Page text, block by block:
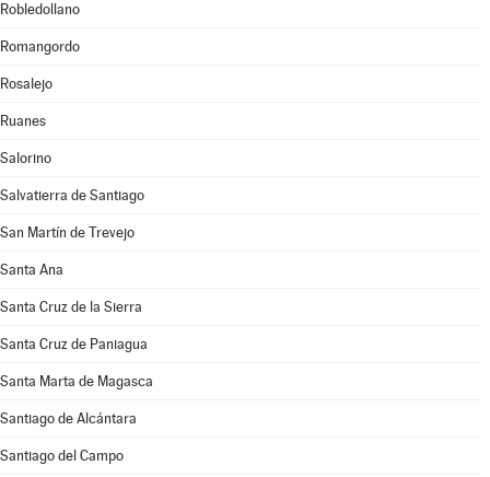
Robledollano
Romangordo
Rosalejo
Ruanes
Salorino
Salvatierra de Santiago
San Martín de Trevejo
Santa Ana
Santa Cruz de la Sierra
Santa Cruz de Paniagua
Santa Marta de Magasca
Santiago de Alcántara
Santiago del Campo